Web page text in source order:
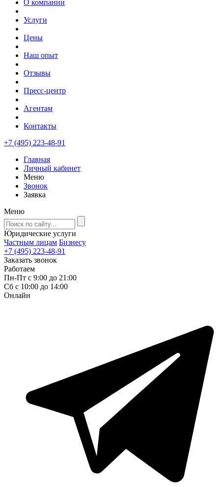
О компании
Услуги
Цены
Наш опыт
Отзывы
Пресс-центр
Агентам
Контакты
+7 (495) 223-48-91
Главная
Личный кабинет
Меню
Звонок
Заявка
Меню
Юридические услуги
Частным лицам Бизнесу
+7 (495) 223-48-91
Заказать звонок
Работаем
Пн-Пт с 9:00 до 21:00
Сб с 10:00 до 14:00
Онлайн